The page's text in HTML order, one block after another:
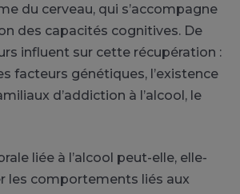
du cerveau, qui s’accompagne
des capacités cognitives. De
influent sur cette récupération :
facteurs génétiques, l’existence
d’addiction à l’alcool, le
liée à l’alcool peut-elle, elle-
les comportements liés aux